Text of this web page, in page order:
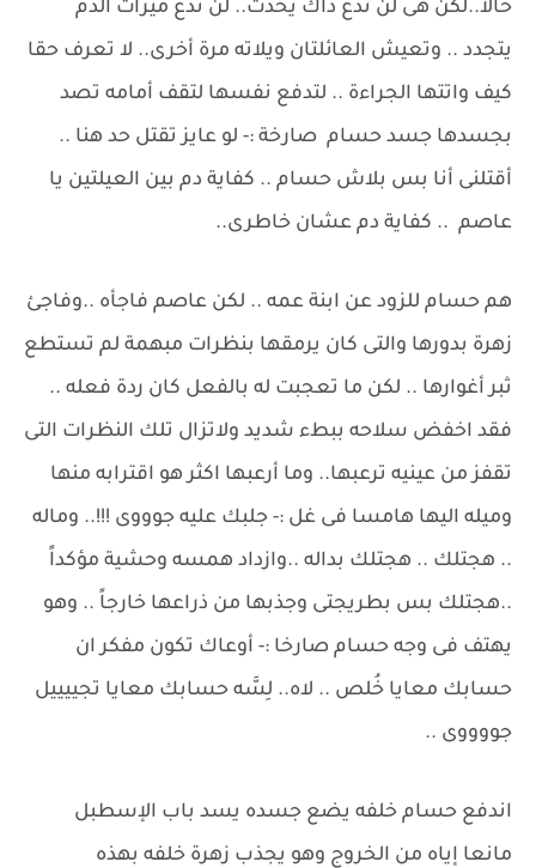
حالا..لكن هى لن تدع ذاك يحدث.. لن تدع ميراث الدم
يتجدد .. وتعيش العائلتان ويلاته مرة أخرى.. لا تعرف حقا
كيف واتتها الجراءة .. لتدفع نفسها لتقف أمامه تصد
بجسدها جسد حسام صارخة :- لو عايز تقتل حد هنا ..
أقتلنى أنا بس بلاش حسام .. كفاية دم بين العيلتين يا
عاصم .. كفاية دم عشان خاطرى..
هم حسام للزود عن ابنة عمه .. لكن عاصم فاجأه ..وفاجئ
زهرة بدورها والتى كان يرمقها بنظرات مبهمة لم تستطع
ثبر أغوارها .. لكن ما تعجبت له بالفعل كان ردة فعله ..
فقد اخفض سلاحه ببطء شديد ولاتزال تلك النظرات التى
تقفز من عينيه ترعبها.. وما أرعبها اكثر هو اقترابه منها
وميله اليها هامسا فى غل :- جلبك عليه جوووى !!!.. وماله
.. هجتلك .. هجتلك بداله ..وازداد همسه وحشية مؤكداً
..هجتلك بس بطريجتى وجذبها من ذراعها خارجاً .. وهو
يهتف فى وجه حسام صارخا :- أوعاك تكون مفكر ان
حسابك معايا خُلص .. لاه.. لِسَّه حسابك معايا تجييييل
جووووى ..
اندفع حسام خلفه يضع جسده يسد باب الإسطبل
مانعا إياه من الخروج وهو يجذب زهرة خلفه بهذه